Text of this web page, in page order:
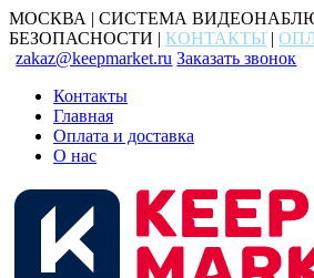
МОСКВА | СИСТЕМА
БЕЗОПАСНОСТИ | КОНТАКТЫ |
zakaz@keepmarket.ru Заказать звонок
Контакты
Главная
Оплата и доставка
О нас